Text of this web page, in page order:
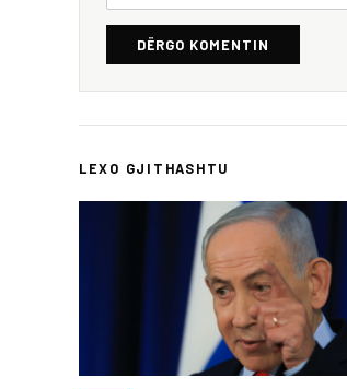
DËRGO KOMENTIN
LEXO GJITHASHTU